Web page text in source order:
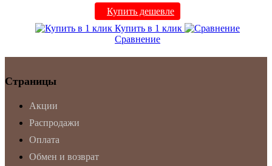
Купить дешевле
Купить в 1 клик
Сравнение
Страницы
Акции
Распродажи
Оплата
Обмен и возврат